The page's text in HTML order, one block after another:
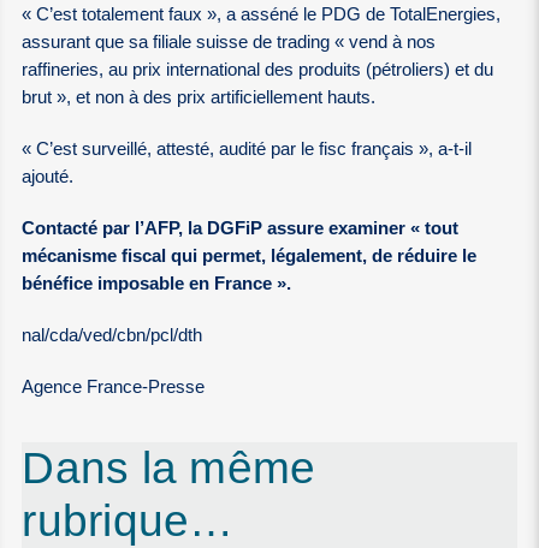
« C’est totalement faux », a asséné le PDG de TotalEnergies,
assurant que sa filiale suisse de trading « vend à nos
raffineries, au prix international des produits (pétroliers) et du
brut », et non à des prix artificiellement hauts.
« C’est surveillé, attesté, audité par le fisc français », a-t-il
ajouté.
Contacté par l’AFP, la DGFiP assure examiner « tout
mécanisme fiscal qui permet, légalement, de réduire le
bénéfice imposable en France ».
nal/cda/ved/cbn/pcl/dth
Agence France-Presse
Dans la même
rubrique…